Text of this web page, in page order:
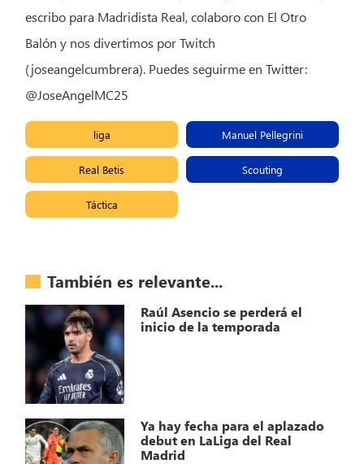
escribo para Madridista Real, colaboro con El Otro
Balón y nos divertimos por Twitch
(joseangelcumbrera). Puedes seguirme en Twitter:
@JoseAngelMC25
liga Manuel Pellegrini
Real Betis Scouting
Táctica
También es relevante...
Raúl Asencio se perderá el
inicio de la temporada
Ya hay fecha para el aplazado
debut en LaLiga del Real
Madrid